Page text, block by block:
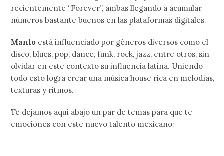
recientemente “Forever”, ambas llegando a acumular
números bastante buenos en las plataformas digitales.
Manlo está influenciado por géneros diversos como el
disco, blues, pop, dance, funk, rock, jazz, entre otros, sin
olvidar en este contexto su influencia latina. Uniendo
todo esto logra crear una música house rica en melodías,
texturas y ritmos.
Te dejamos aquí abajo un par de temas para que te
emociones con este nuevo talento mexicano: